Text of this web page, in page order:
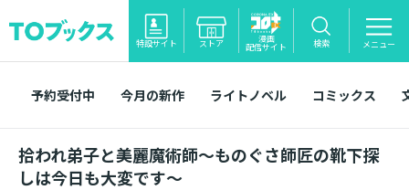
特設サイト ストア 漫画
配信サイト 検索 メニュー
予約受付中 今月の新作 ライトノベル コミックス
拾われ弟子と美麗魔術師～ものぐさ師匠の靴下探
しは今日も大変です～